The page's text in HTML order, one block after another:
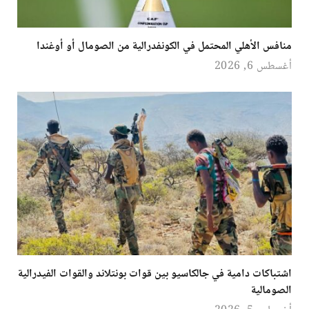
منافس الأهلي المحتمل في الكونفدرالية من الصومال أو أوغندا
أغسطس 6, 2026
اشتباكات دامية في جالكاسيو بين قوات بونتلاند والقوات الفيدرالية
الصومالية